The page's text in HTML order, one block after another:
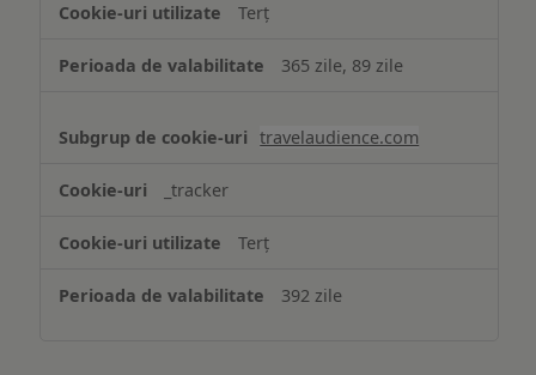
Terț
365 zile, 89 zile
travelaudience.com
_tracker
Terț
392 zile